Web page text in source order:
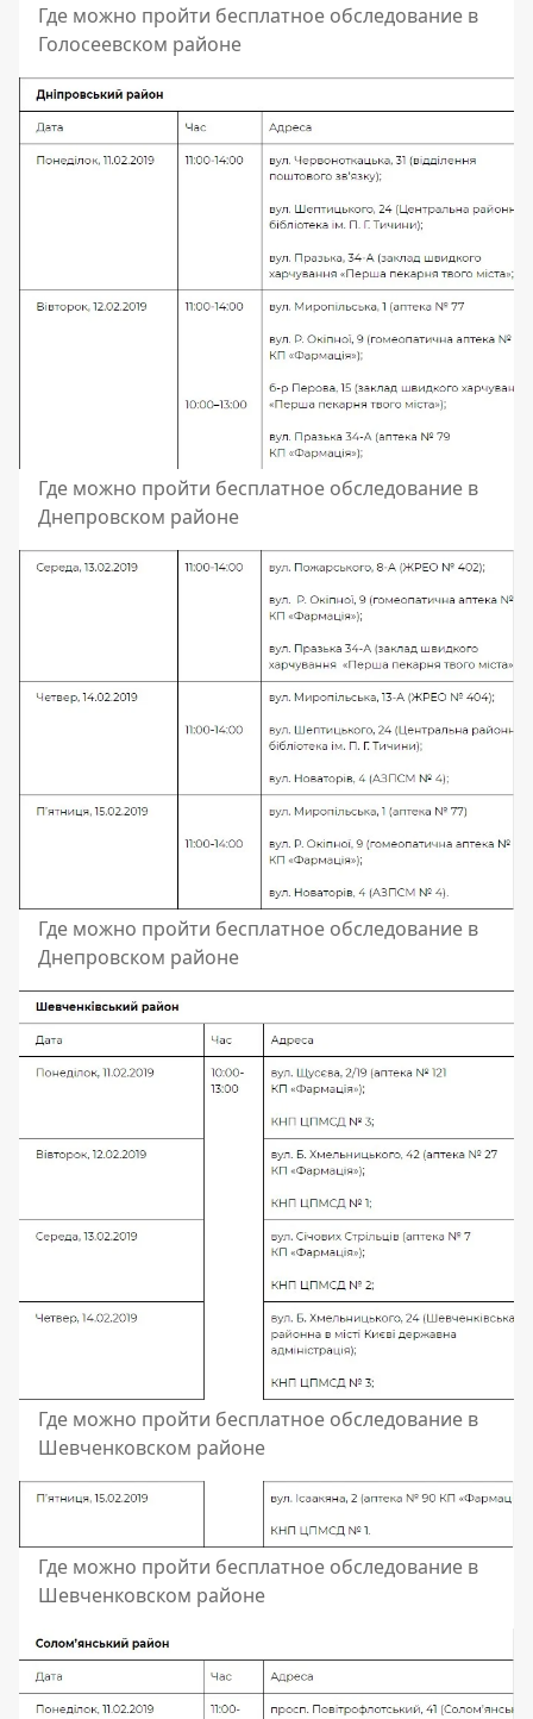
Где можно пройти бесплатное обследование в
Голосеевском районе
Где можно пройти бесплатное обследование в
Днепровском районе
Где можно пройти бесплатное обследование в
Днепровском районе
Где можно пройти бесплатное обследование в
Шевченковском районе
Где можно пройти бесплатное обследование в
Шевченковском районе